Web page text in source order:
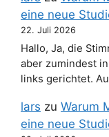
eine neue
22. Juli 2026
Hallo, Ja, die
aber zumindest
links gerichtet.
lars zu Warum
eine neue